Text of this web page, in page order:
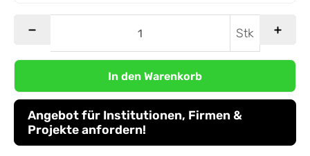
Stk
In den Warenkorb
Angebot für Institutionen, Firmen &
Projekte anfordern!